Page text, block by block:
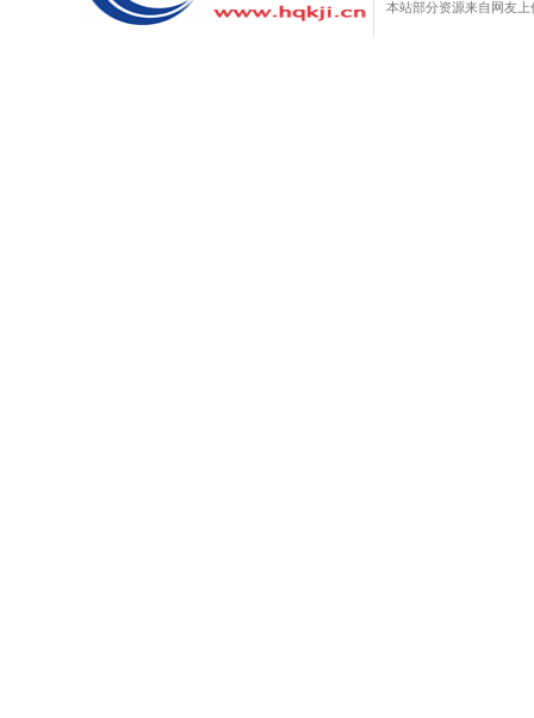
本站部分资源来自网友